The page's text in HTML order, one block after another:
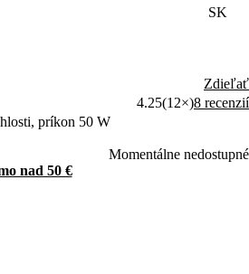
SK
Zdieľať
4.25(12×)8 recenzií
príkon 50 W
Momentálne nedostupné
nad 50 €